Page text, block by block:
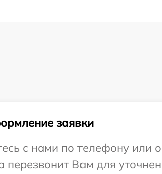
заявки
с нами по телефону или
перезвонит Вам для